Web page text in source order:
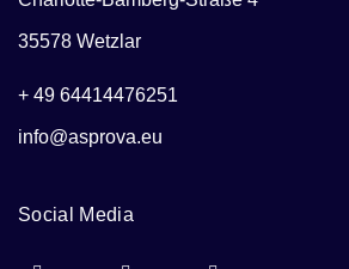
35578 Wetzlar
+ 49 64414476251
info@asprova.eu
Social Media